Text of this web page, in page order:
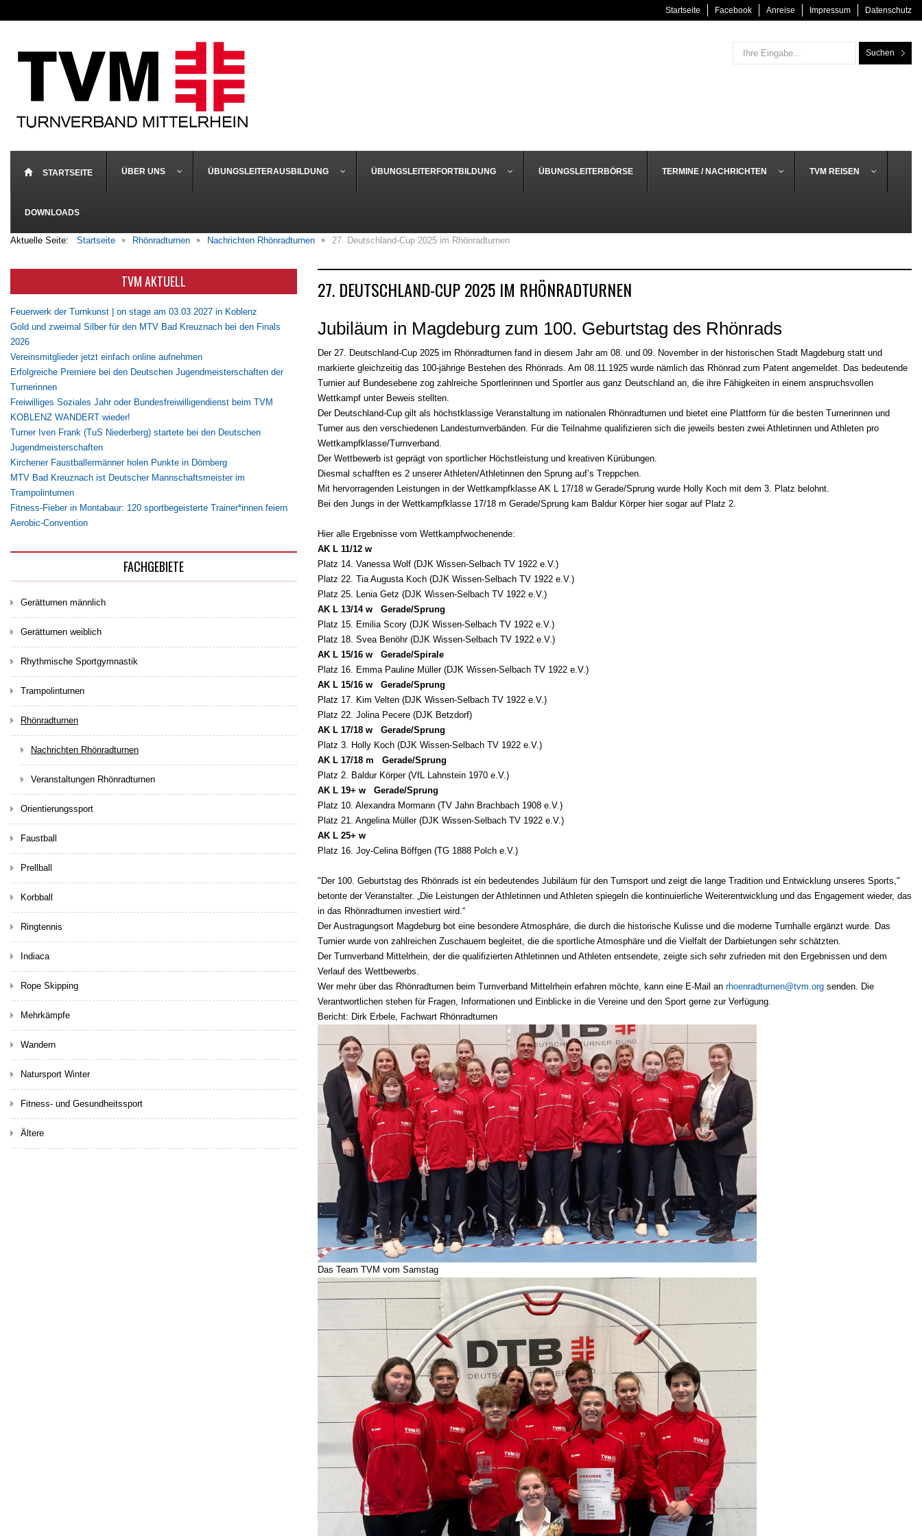
Startseite Facebook Anreise Impressum Datenschutz
Suchen
STARTSEITE ÜBER UNS ÜBUNGSLEITERAUSBILDUNG ÜBUNGSLEITERFORTBILDUNG ÜBUNGSLEITERBÖRSE TERMINE / NACHRICHTEN TVM REISEN
DOWNLOADS
Aktuelle Seite: Startseite Rhönradturnen Nachrichten Rhönradturnen 27. Deutschland-Cup 2025 im Rhönradturnen
27. DEUTSCHLAND-CUP 2025 IM RHÖNRADTURNEN
Jubiläum in Magdeburg zum 100. Geburtstag des Rhönrads
Der 27. Deutschland-Cup 2025 im Rhönradturnen fand in diesem Jahr am 08. und 09. November in der historischen Stadt Magdeburg statt und
markierte gleichzeitig das 100-jährige Bestehen des Rhönrads. Am 08.11.1925 wurde nämlich das Rhönrad zum Patent angemeldet. Das bedeutende
Turnier auf Bundesebene zog zahlreiche Sportlerinnen und Sportler aus ganz Deutschland an, die ihre Fähigkeiten in einem anspruchsvollen
Wettkampf unter Beweis stellten.
Der Deutschland-Cup gilt als höchstklassige Veranstaltung im nationalen Rhönradturnen und bietet eine Plattform für die besten Turnerinnen und
Turner aus den verschiedenen Landesturnverbänden. Für die Teilnahme qualifizieren sich die jeweils besten zwei Athletinnen und Athleten pro
Wettkampfklasse/Turnverband.
Der Wettbewerb ist geprägt von sportlicher Höchstleistung und kreativen Kürübungen.
Diesmal schafften es 2 unserer Athleten/Athletinnen den Sprung auf’s Treppchen.
Mit hervorragenden Leistungen in der Wettkampfklasse AK L 17/18 w Gerade/Sprung wurde Holly Koch mit dem 3. Platz belohnt.
Bei den Jungs in der Wettkampfklasse 17/18 m Gerade/Sprung kam Baldur Körper hier sogar auf Platz 2.
Hier alle Ergebnisse vom Wettkampfwochenende:
AK L 11/12 w
Platz 14. Vanessa Wolf (DJK Wissen-Selbach TV 1922 e.V.)
Platz 22. Tia Augusta Koch (DJK Wissen-Selbach TV 1922 e.V.)
Platz 25. Lenia Getz (DJK Wissen-Selbach TV 1922 e.V.)
AK L 13/14 w Gerade/Sprung
Platz 15. Emilia Scory (DJK Wissen-Selbach TV 1922 e.V.)
Platz 18. Svea Benöhr (DJK Wissen-Selbach TV 1922 e.V.)
AK L 15/16 w Gerade/Spirale
Platz 16. Emma Pauline Müller (DJK Wissen-Selbach TV 1922 e.V.)
AK L 15/16 w Gerade/Sprung
Platz 17. Kim Velten (DJK Wissen-Selbach TV 1922 e.V.)
Platz 22. Jolina Pecere (DJK Betzdorf)
AK L 17/18 w Gerade/Sprung
Platz 3. Holly Koch (DJK Wissen-Selbach TV 1922 e.V.)
AK L 17/18 m Gerade/Sprung
Platz 2. Baldur Körper (VfL Lahnstein 1970 e.V.)
AK L 19+ w Gerade/Sprung
Platz 10. Alexandra Mormann (TV Jahn Brachbach 1908 e.V.)
Platz 21. Angelina Müller (DJK Wissen-Selbach TV 1922 e.V.)
AK L 25+ w
Platz 16. Joy-Celina Böffgen (TG 1888 Polch e.V.)
"Der 100. Geburtstag des Rhönrads ist ein bedeutendes Jubiläum für den Turnsport und zeigt die lange Tradition und Entwicklung unseres Sports,"
betonte der Veranstalter. „Die Leistungen der Athletinnen und Athleten spiegeln die kontinuierliche Weiterentwicklung und das Engagement wieder, das
in das Rhönradturnen investiert wird.“
Der Austragungsort Magdeburg bot eine besondere Atmosphäre, die durch die historische Kulisse und die moderne Turnhalle ergänzt wurde. Das
Turnier wurde von zahlreichen Zuschauern begleitet, die die sportliche Atmosphäre und die Vielfalt der Darbietungen sehr schätzten.
Der Turnverband Mittelrhein, der die qualifizierten Athletinnen und Athleten entsendete, zeigte sich sehr zufrieden mit den Ergebnissen und dem
Verlauf des Wettbewerbs.
Wer mehr über das Rhönradturnen beim Turnverband Mittelrhein erfahren möchte, kann eine E-Mail an rhoenradturnen@tvm.org senden. Die
Verantwortlichen stehen für Fragen, Informationen und Einblicke in die Vereine und den Sport gerne zur Verfügung.
Bericht: Dirk Erbele, Fachwart Rhönradturnen
Das Team TVM vom Samstag
TVM AKTUELL
Feuerwerk der Turnkunst | on stage am 03.03.2027 in Koblenz
Gold und zweimal Silber für den MTV Bad Kreuznach bei den Finals
2026
Vereinsmitglieder jetzt einfach online aufnehmen
Erfolgreiche Premiere bei den Deutschen Jugendmeisterschaften der
Turnerinnen
Freiwilliges Soziales Jahr oder Bundesfreiwilligendienst beim TVM
KOBLENZ WANDERT wieder!
Turner Iven Frank (TuS Niederberg) startete bei den Deutschen
Jugendmeisterschaften
Kirchener Faustballermänner holen Punkte in Dörnberg
MTV Bad Kreuznach ist Deutscher Mannschaftsmeister im
Trampolinturnen
Fitness-Fieber in Montabaur: 120 sportbegeisterte Trainer*innen feiern
Aerobic-Convention
FACHGEBIETE
Gerätturnen männlich
Gerätturnen weiblich
Rhythmische Sportgymnastik
Trampolinturnen
Rhönradturnen
Nachrichten Rhönradturnen
Veranstaltungen Rhönradturnen
Orientierungssport
Faustball
Prellball
Korbball
Ringtennis
Indiaca
Rope Skipping
Mehrkämpfe
Wandern
Natursport Winter
Fitness- und Gesundheitssport
Ältere